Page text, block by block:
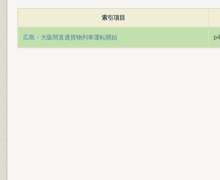
索引項目
広島・大阪間直通貨物列車運転開始